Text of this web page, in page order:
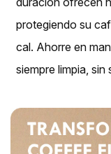
protegiendo su
cal. Ahorre en
siempre limpia,